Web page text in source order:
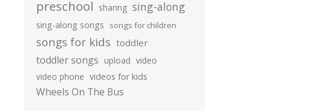
preschool sharing sing-along
sing-along songs songs for children
songs for kids toddler
toddler songs upload video
video phone videos for kids
Wheels On The Bus